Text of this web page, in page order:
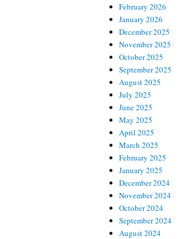
February 2026
January 2026
December 2025
November 2025
October 2025
September 2025
August 2025
July 2025
June 2025
May 2025
April 2025
March 2025
February 2025
January 2025
December 2024
November 2024
October 2024
September 2024
August 2024